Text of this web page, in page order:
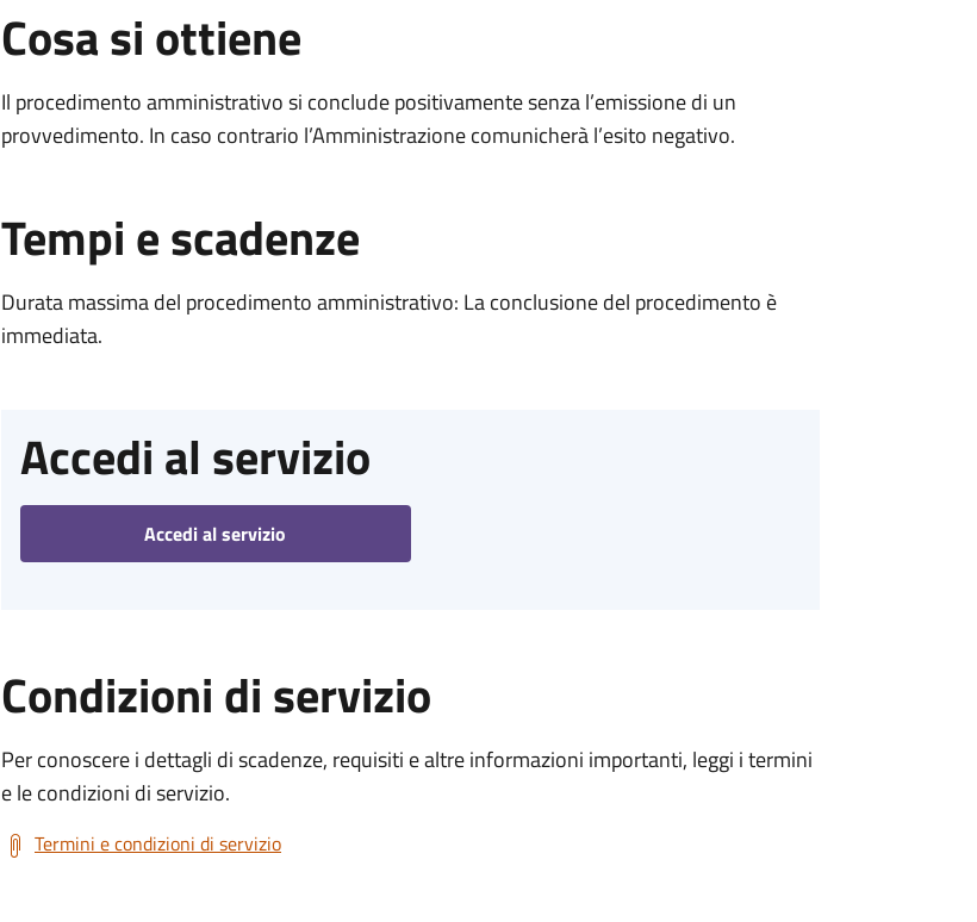
Cosa si ottiene
Il procedimento amministrativo si conclude positivamente senza l’emissione di un
provvedimento. In caso contrario l’Amministrazione comunicherà l’esito negativo.
Tempi e scadenze
Durata massima del procedimento amministrativo: La conclusione del procedimento è
immediata.
Accedi al servizio
Accedi al servizio
Condizioni di servizio
Per conoscere i dettagli di scadenze, requisiti e altre informazioni importanti, leggi i termini
e le condizioni di servizio.
Termini e condizioni di servizio